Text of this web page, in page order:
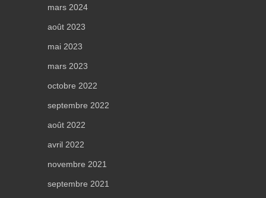
mars 2024
août 2023
mai 2023
mars 2023
octobre 2022
septembre 2022
août 2022
avril 2022
novembre 2021
septembre 2021